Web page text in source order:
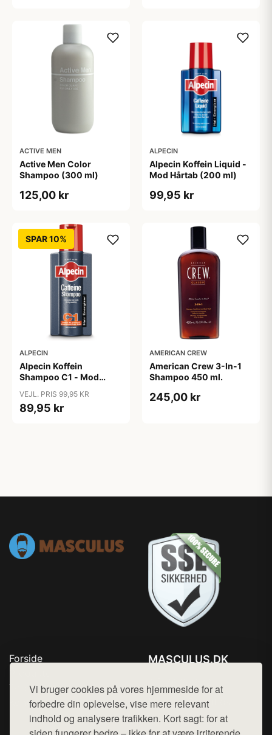
Vi bruger cookies på vores hjemmeside for at
forbedre din oplevelse, vise mere relevant
indhold og analysere trafikken. Kort sagt: for at
ACTIVE MEN
Active Men Color
Shampoo (300 ml)
125,00 kr
ALPECIN
Alpecin Koffein Liquid -
Mod Hårtab (200 ml)
99,95 kr
SPAR 10%
ALPECIN
Alpecin Koffein
Shampoo C1 - Mod
VEJL. PRIS 99,95 KR
89,95 kr
AMERICAN CREW
American Crew 3-In-1
Shampoo 450 ml.
245,00 kr
Forside
Top Rabatter
Kontakt
MASCULUS.DK
Mail: hej@want.dk
Cookie- og privatlivspolitik